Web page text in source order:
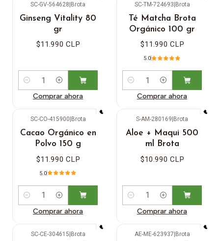
SC-GV-564628|Brota
Ginseng Vitality 80
gr
$11.990 CLP
Cantidad
Comprar ahora
SC-TM-724693|Brota
Té Matcha Brota
Orgánico 100 gr
$11.990 CLP
5.0
Cantidad
Comprar ahora
SC-CO-415900 Brota
Cacao Orgánico en
Polvo 150 g
$11.990 CLP
5.0
Cantidad
Comprar ahora
S-AM-280169 Brota
Aloe + Maqui 500
ml Brota
$10.990 CLP
Cantidad
Comprar ahora
SC-CE-304615|Brota AE-ME-623937|Brota